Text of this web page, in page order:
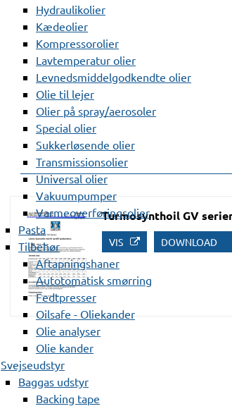
Hydraulikolier
Kædeolier
Kompressorolier
Lavtemperatur olier
Levnedsmiddelgodkendte olier
Olie til lejer
Olier på spray/aerosoler
Special olier
Sukkerløsende olier
Transmissionsolier
Universal olier
Vakuumpumper
Varmeoverføringsolier
Pasta
Tilbehør
Aftapningshaner
Autotomatisk smørring
Fedtpresser
Oilsafe - Oliekander
Olie analyser
Olie kander
Svejseudstyr
Baggas udstyr
Backing tape
Turmosynthoil GV
VIS DOWNLOAD